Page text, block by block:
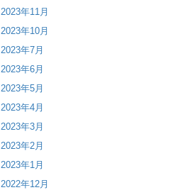
2023年11月
2023年10月
2023年7月
2023年6月
2023年5月
2023年4月
2023年3月
2023年2月
2023年1月
2022年12月